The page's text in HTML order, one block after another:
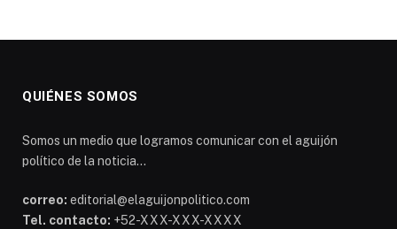
QUIÉNES SOMOS
Somos un medio que logramos comunicar con el aguijón
político de la noticia...
correo: editorial@elaguijonpolitico.com
Tel. contacto: +52-XXX-XXX-XXXX